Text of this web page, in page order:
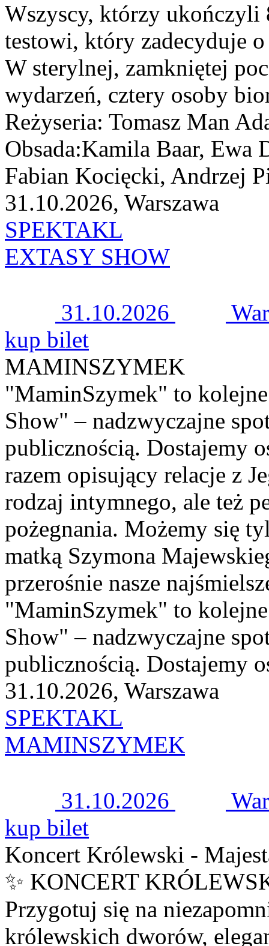
Wszyscy, którzy ukończyli
testowi, który zadecyduje
W sterylnej, zamkniętej
wydarzeń, cztery osoby
Reżyseria: Tomasz Man
Obsada:Kamila Baar, Ewa
Fabian Kocięcki, Andrzej
31.10.2026, Warszawa
SPEKTAKL
EXTASY SHOW
31.10.2026
kup bilet
MAMINSZYMEK
"MaminSzymek" to
Show" – nadzwyczajne
publicznością. Dostajemy
razem opisujący relacje z
rodzaj intymnego, ale też
pożegnania. Możemy się
matką Szymona
przerośnie nasze
"MaminSzymek" to
Show" – nadzwyczajne
publicznością. Dostajemy
31.10.2026, Warszawa
SPEKTAKL
MAMINSZYMEK
31.10.2026
kup bilet
Koncert Królewski -
✨ KONCERT
Przygotuj się na
królewskich dworów,